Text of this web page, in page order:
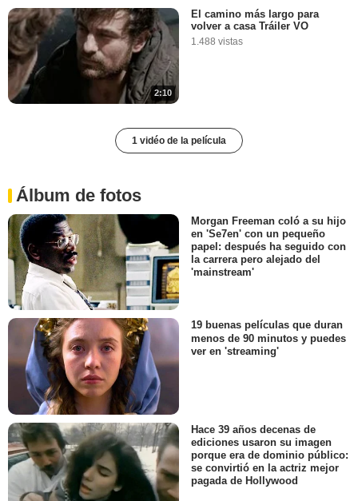
2:10
El camino más largo para
volver a casa Tráiler VO
1.488 vistas
1 vidéo de la película
Álbum de fotos
Morgan Freeman coló a su hijo
en 'Se7en' con un pequeño
papel: después ha seguido con
la carrera pero alejado del
'mainstream'
19 buenas películas que duran
menos de 90 minutos y puedes
ver en 'streaming'
Hace 39 años decenas de
ediciones usaron su imagen
porque era de dominio público:
se convirtió en la actriz mejor
pagada de Hollywood